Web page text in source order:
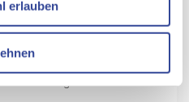
erlauben
VO ist gewährleistet
massiv gesteigert
– vom